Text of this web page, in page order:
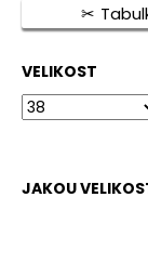
VELIKOST
JAKOU
o
o
r
u
j